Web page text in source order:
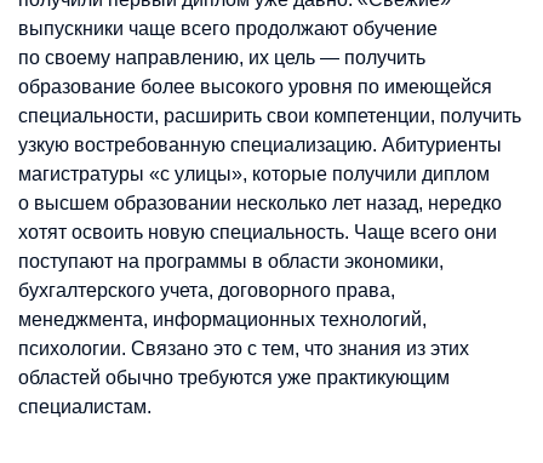
выпускники чаще всего продолжают обучение
по своему направлению, их цель — получить
образование более высокого уровня по имеющейся
специальности, расширить свои компетенции, получить
узкую востребованную специализацию. Абитуриенты
магистратуры «с улицы», которые получили диплом
о высшем образовании несколько лет назад, нередко
хотят освоить новую специальность. Чаще всего они
поступают на программы в области экономики,
бухгалтерского учета, договорного права,
менеджмента, информационных технологий,
психологии. Связано это с тем, что знания из этих
областей обычно требуются уже практикующим
специалистам.